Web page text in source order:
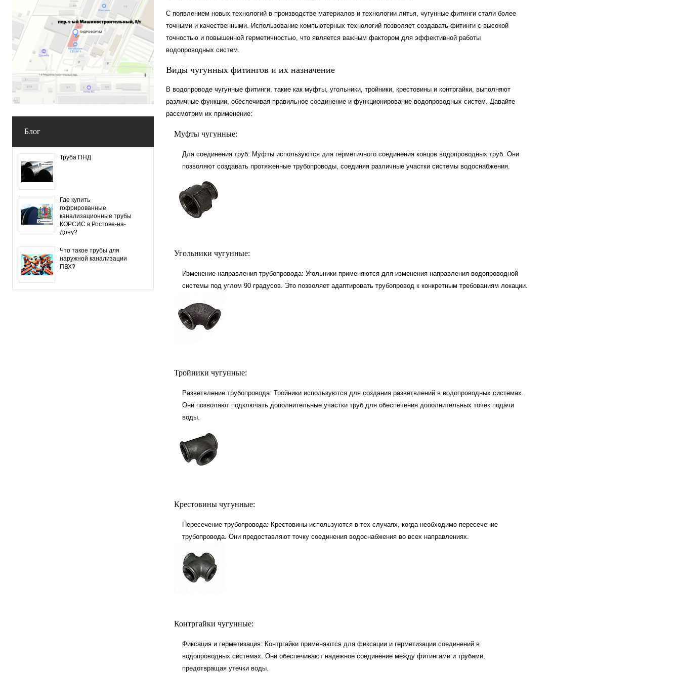
Блог
Труба ПНД
Где купить
гофрированные
канализационные трубы
КОРСИС в Ростове-на-
Дону?
Что такое трубы для
наружной канализации
ПВХ?
С появлением новых технологий в производстве материалов и технологии литья, чугунные фитинги стали более
точными и качественными. Использование компьютерных технологий позволяет создавать фитинги с высокой
точностью и повышенной герметичностью, что является важным фактором для эффективной работы
водопроводных систем.
Виды чугунных фитингов и их назначение
В водопроводе чугунные фитинги, такие как муфты, угольники, тройники, крестовины и контргайки, выполняют
различные функции, обеспечивая правильное соединение и функционирование водопроводных систем. Давайте
рассмотрим их применение:
Муфты чугунные:
Для соединения труб: Муфты используются для герметичного соединения концов водопроводных труб. Они
позволяют создавать протяженные трубопроводы, соединяя различные участки системы водоснабжения.
Угольники чугунные:
Изменение направления трубопровода: Угольники применяются для изменения направления водопроводной
системы под углом 90 градусов. Это позволяет адаптировать трубопровод к конкретным требованиям локации.
Тройники чугунные:
Разветвление трубопровода: Тройники используются для создания разветвлений в водопроводных системах.
Они позволяют подключать дополнительные участки труб для обеспечения дополнительных точек подачи
воды.
Крестовины чугунные:
Пересечение трубопровода: Крестовины используются в тех случаях, когда необходимо пересечение
трубопровода. Они предоставляют точку соединения водоснабжения во всех направлениях.
Контргайки чугунные:
Фиксация и герметизация: Контргайки применяются для фиксации и герметизации соединений в
водопроводных системах. Они обеспечивают надежное соединение между фитингами и трубами,
предотвращая утечки воды.